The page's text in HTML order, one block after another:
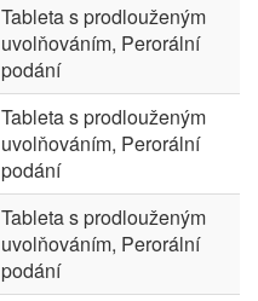
Tableta s prodlouženým
uvolňováním, Perorální
podání
Tableta s prodlouženým
uvolňováním, Perorální
podání
Tableta s prodlouženým
uvolňováním, Perorální
podání